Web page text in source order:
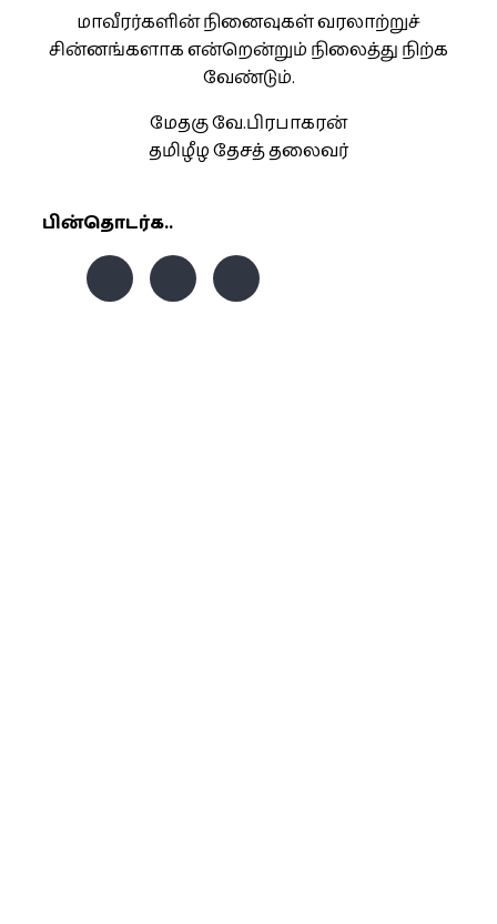
மாவீரர்களின் நினைவுகள் வரலாற்றுச்
சின்னங்களாக என்றென்றும் நிலைத்து நிற்க
வேண்டும்.
மேதகு வே.பிரபாகரன்
தமிழீழ தேசத் தலைவர்
பின்தொடர்க..